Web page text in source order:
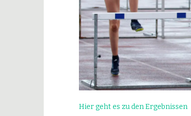
Hier geht es zu den Ergebnissen